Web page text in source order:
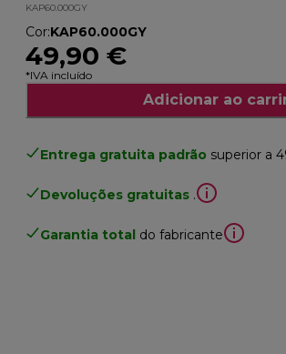
KAP60.000GY
Cor:KAP60.000GY
49,90 €
*IVA incluído
Adicionar ao
Entrega gratuita padrão superior a
Devoluções gratuitas .
Garantia total do fabricante